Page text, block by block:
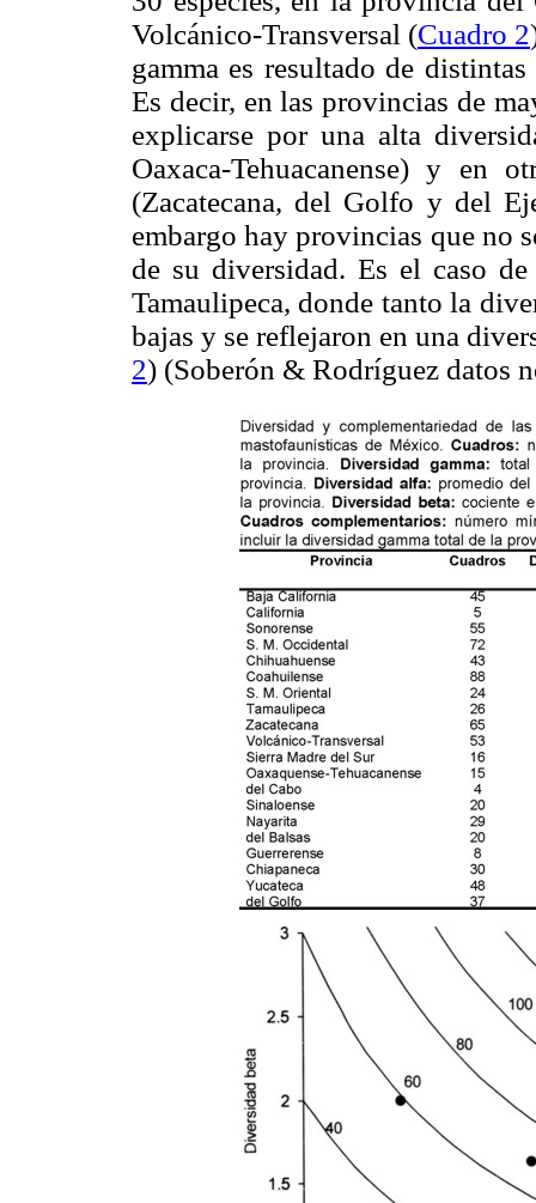
Volcánico-Transversal (Cuadro 2
gamma es resultado de
Es decir, en las provincias de
explicarse por una alta
Oaxaca-Tehuacanense) y en
(Zacatecana, del Golfo y del
embargo hay provincias que no
de su diversidad. Es el caso
Tamaulipeca, donde tanto la
bajas y se reflejaron en una
2) (Soberón & Rodríguez datos